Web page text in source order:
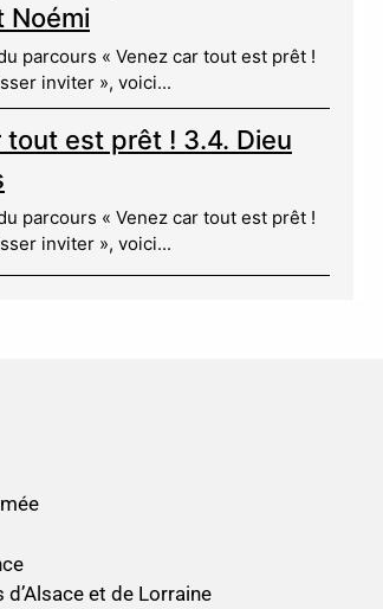
Noémi
parcours « Venez car tout est prêt !
inviter », voici...
tout est prêt ! 3.4. Dieu
parcours « Venez car tout est prêt !
inviter », voici...
et de Lorraine